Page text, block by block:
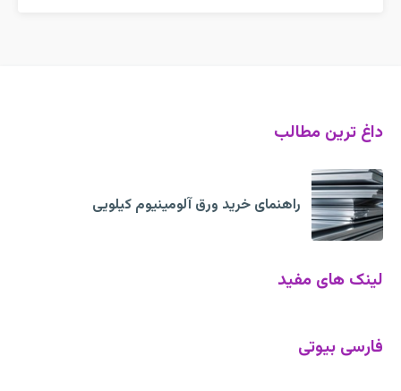
داغ ترین مطالب
راهنمای خرید ورق آلومینیوم کیلویی
لینک های مفید
فارسی بیوتی